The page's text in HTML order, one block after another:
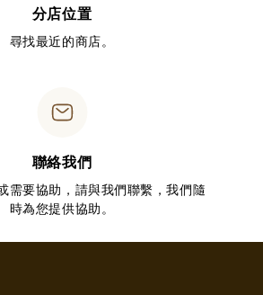
分店位置
尋找最近的商店。
聯絡我們
需要協助，請與我們聯繫，我們隨
時為您提供協助。